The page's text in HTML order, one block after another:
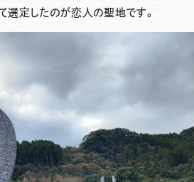
選定したのが恋人の聖地です。